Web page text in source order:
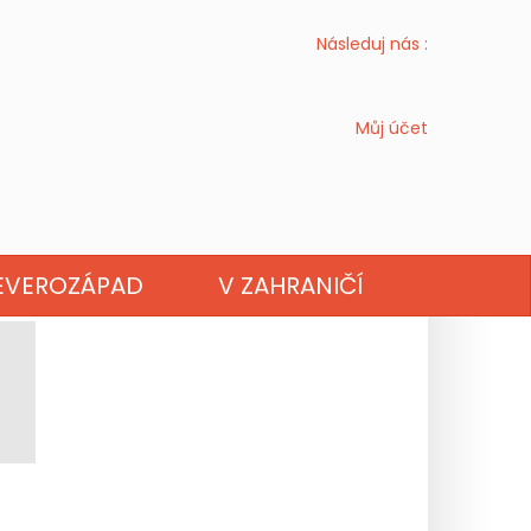
Následuj nás :
Můj účet
V ZAHRANIČÍ